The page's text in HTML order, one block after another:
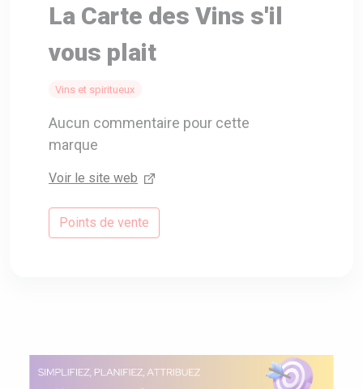
La Carte des Vins s'il
vous plait
Vins et spiritueux
Aucun commentaire pour cette
marque
Voir le site web
Points de vente